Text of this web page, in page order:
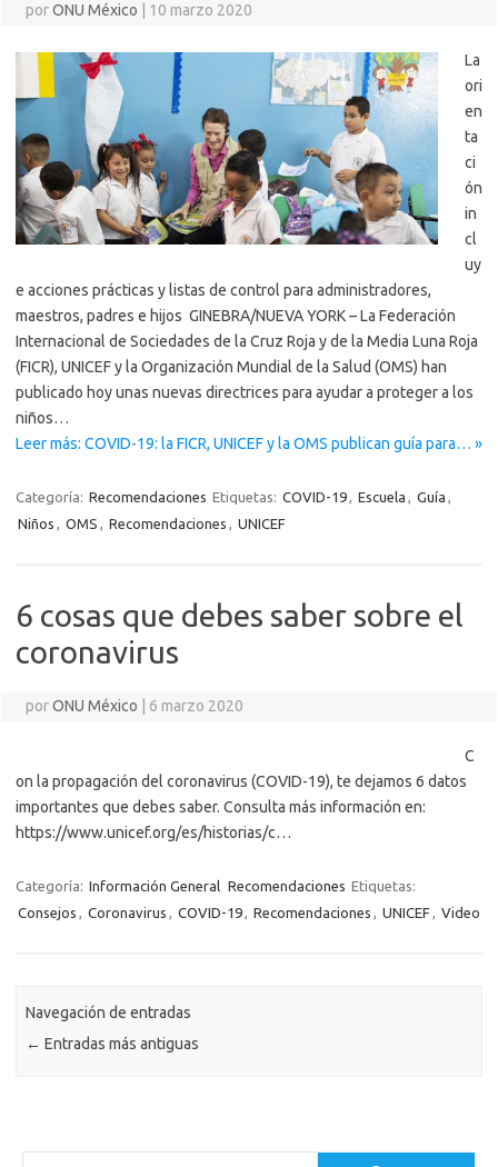
porONU México 10 marzo 2020
La
ori
en
ta
ci
ón
in
cl
uy
e acciones prácticas y listas de control para administradores,
‎maestros, padres e hijos ‎ GINEBRA/NUEVA YORK – La Federación
Internacional de Sociedades de la Cruz Roja y de la Media Luna Roja
(FICR), UNICEF y la Organización Mundial de la Salud (OMS) han
publicado hoy unas nuevas directrices para ayudar a proteger a los
niños…
Leer más: COVID-19: la FICR, UNICEF y la OMS publican ‎guía para… »
Categoría: Recomendaciones Etiquetas: COVID-19, Escuela , Guía ,
Niños , OMS , Recomendaciones , UNICEF
6 cosas que debes saber sobre el
coronavirus
porONU México 6 marzo 2020
C
on la propagación del coronavirus (COVID-19), te dejamos 6 datos
importantes que debes saber. Consulta más información en:
https://www.unicef.org/es/historias/c…
Categoría: Información General Recomendaciones Etiquetas:
Consejos , Coronavirus , COVID-19, Recomendaciones , UNICEF, Video
Navegación de entradas
← Entradas más antiguas